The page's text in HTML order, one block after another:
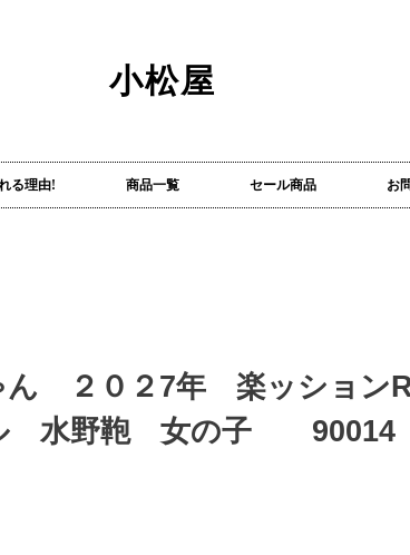
小松屋
る理由! 商品一覧 セール商品 お
ん ２０２7年 楽ッション
水野鞄 女の子 90014